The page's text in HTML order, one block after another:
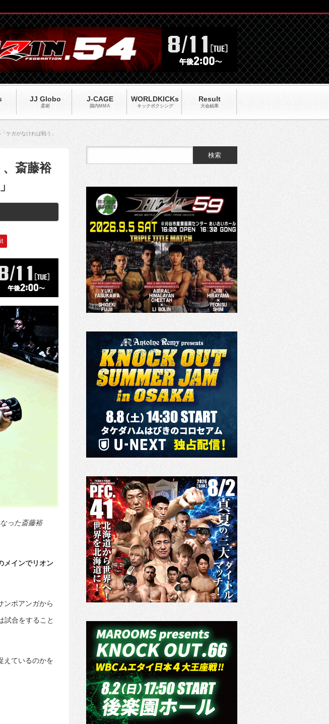
JJ Globo
柔術
J-CAGE
国内MMA
WORLDKICKs
キックポクシング
Result
大会結果
ケガがなければ戦う」
斎藤裕
った斎藤裕
メインでリオン
ンボアンガから
試合をすること
えているのかを